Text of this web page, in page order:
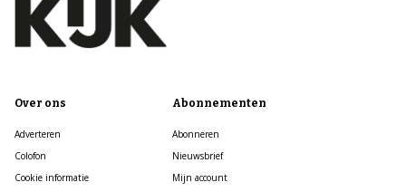
Over ons
Adverteren
Colofon
Cookie informatie
Abonnementen
Abonneren
Nieuwsbrief
Mijn account